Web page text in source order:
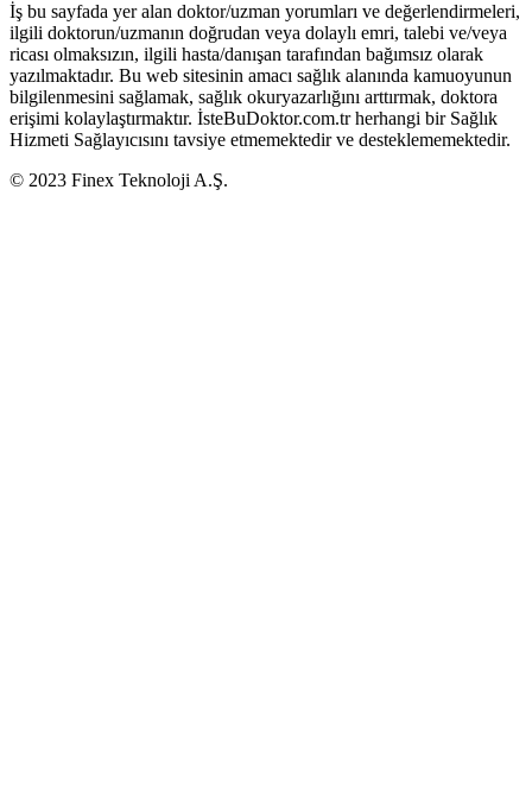
İş bu sayfada yer alan doktor/uzman yorumları ve değerlendirmeleri,
ilgili doktorun/uzmanın doğrudan veya dolaylı emri, talebi ve/veya
ricası olmaksızın, ilgili hasta/danışan tarafından bağımsız olarak
yazılmaktadır. Bu web sitesinin amacı sağlık alanında kamuoyunun
bilgilenmesini sağlamak, sağlık okuryazarlığını arttırmak, doktora
erişimi kolaylaştırmaktır. İsteBuDoktor.com.tr herhangi bir Sağlık
Hizmeti Sağlayıcısını tavsiye etmemektedir ve desteklememektedir.
© 2023 Finex Teknoloji A.Ş.